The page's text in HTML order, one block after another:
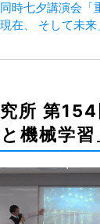
時七夕講演会「
在、 そして未来
所 第
機械学習